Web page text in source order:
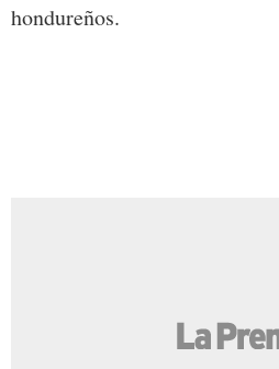
hondureños.